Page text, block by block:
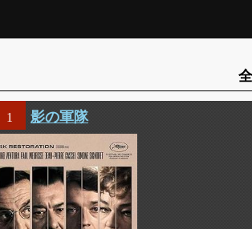
1 影の軍隊